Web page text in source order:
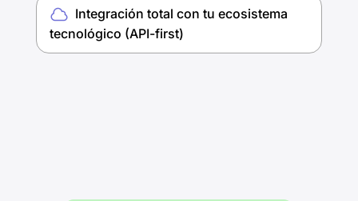
Integración total con tu ecosistema
tecnológico (API-first)​